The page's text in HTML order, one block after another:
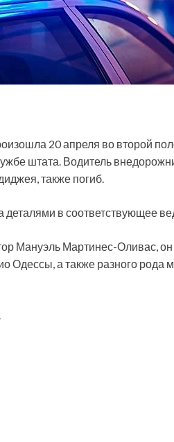
20 апреля во второй
штата. Водитель
также погиб.
деталями в соответствующее
Мануэль Мартинес-Оливас,
Одессы, а также разного рода